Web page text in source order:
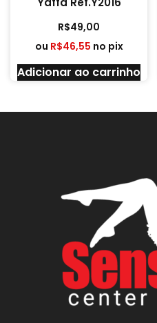
R$49,00
ou R$46,55 no pix
Adicionar ao carrinho